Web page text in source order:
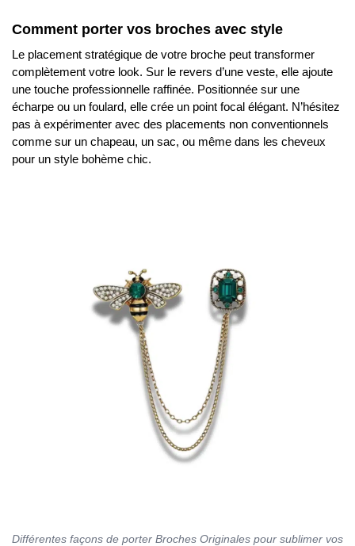
Comment porter vos broches avec style
Le placement stratégique de votre broche peut transformer
complètement votre look. Sur le revers d’une veste, elle ajoute
une touche professionnelle raffinée. Positionnée sur une
écharpe ou un foulard, elle crée un point focal élégant. N’hésitez
pas à expérimenter avec des placements non conventionnels
comme sur un chapeau, un sac, ou même dans les cheveux
pour un style bohème chic.
Différentes façons de porter Broches Originales pour sublimer vos